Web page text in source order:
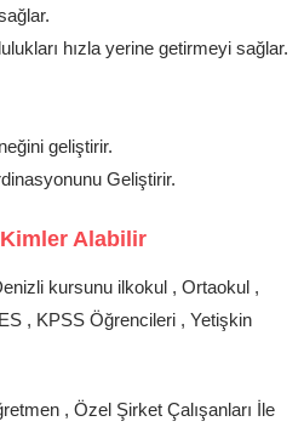
hızla yerine getirmeyi sağlar.
geliştirir.
Geliştirir.
Kimler Alabilir
kursunu ilkokul , Ortaokul ,
, KPSS Öğrencileri , Yetişkin
, Özel Şirket Çalışanları İle